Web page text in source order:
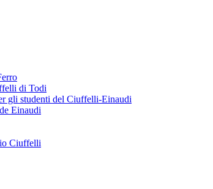
di Todi
gli studenti del Ciuffelli-Einaudi
Einaudi
Ciuffelli